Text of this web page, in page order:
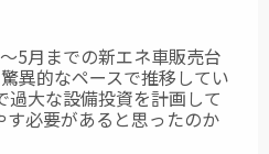
5月までの新エネ車販売台
異的なペースで推移してい
過大な設備投資を計画して
必要があると思ったのか